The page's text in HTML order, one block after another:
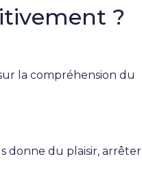
?
la compréhension du
donne du plaisir, arrêter